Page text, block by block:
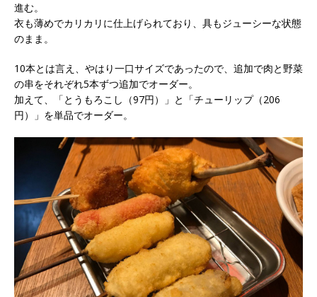
進む。
衣も薄めでカリカリに仕上げられており、具もジューシーな状態
のまま。
10本とは言え、やはり一口サイズであったので、追加で肉と野菜
の串をそれぞれ5本ずつ追加でオーダー。
加えて、「とうもろこし（97円）」と「チューリップ（206
円）」を単品でオーダー。